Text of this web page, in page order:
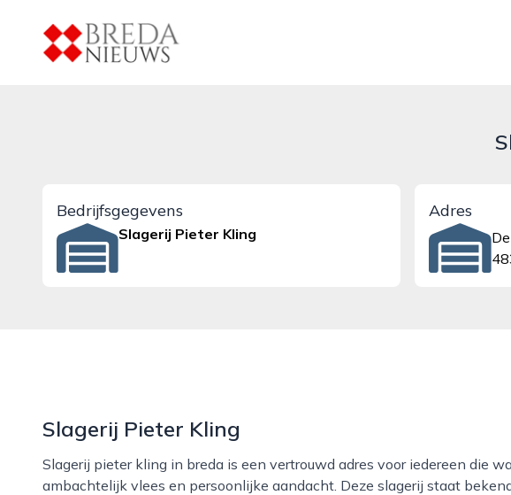
breda-nieuws.nl
Bedrijfsgegevens
Slagerij Pieter Kling
Adres
Slagerij Pieter Kling
Slagerij pieter kling in breda is een vertrouwd adres voor iedereen die waarde hecht aan
ambachtelijk vlees en persoonlijke aandacht. Deze slagerij staat